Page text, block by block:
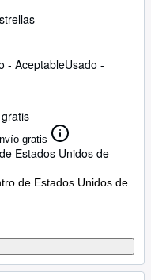
- AceptableUsado -
gratis
Estados Unidos de
de Estados Unidos de